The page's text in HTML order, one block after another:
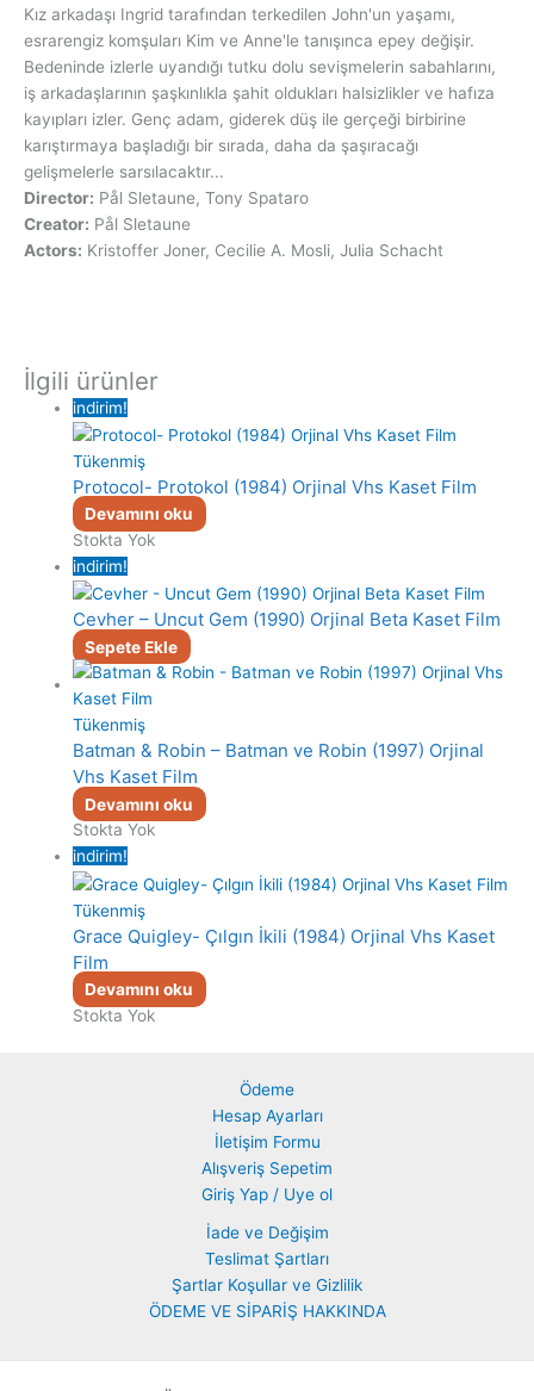
Kız arkadaşı Ingrid tarafından terkedilen John'un yaşamı,
esrarengiz komşuları Kim ve Anne'le tanışınca epey değişir.
Bedeninde izlerle uyandığı tutku dolu sevişmelerin sabahlarını,
iş arkadaşlarının şaşkınlıkla şahit oldukları halsizlikler ve hafıza
kayıpları izler. Genç adam, giderek düş ile gerçeği birbirine
karıştırmaya başladığı bir sırada, daha da şaşıracağı
gelişmelerle sarsılacaktır...
Director: Pål Sletaune, Tony Spataro
Creator: Pål Sletaune
Actors: Kristoffer Joner, Cecilie A. Mosli, Julia Schacht
İlgili ürünler
indirim!
Tükenmiş
Protocol- Protokol (1984) Orjinal Vhs Kaset Film
Devamını oku
Stokta Yok
indirim!
Cevher – Uncut Gem (1990) Orjinal Beta Kaset Film
Sepete Ekle
Tükenmiş
Batman & Robin – Batman ve Robin (1997) Orjinal
Vhs Kaset Film
Devamını oku
Stokta Yok
indirim!
Tükenmiş
Grace Quigley- Çılgın İkili (1984) Orjinal Vhs Kaset
Film
Devamını oku
Stokta Yok
Ödeme
Hesap Ayarları
İletişim Formu
Alışveriş Sepetim
Giriş Yap / Uye ol
İade ve Değişim
Teslimat Şartları
Şartlar Koşullar ve Gizlilik
ÖDEME VE SİPARİŞ HAKKINDA